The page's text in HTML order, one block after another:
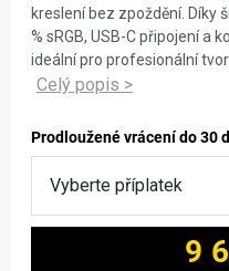
kreslení bez zpoždění. Díky
% sRGB, USB-C připojení a
ideální pro profesionální
Prodloužené vrácení do 30
9